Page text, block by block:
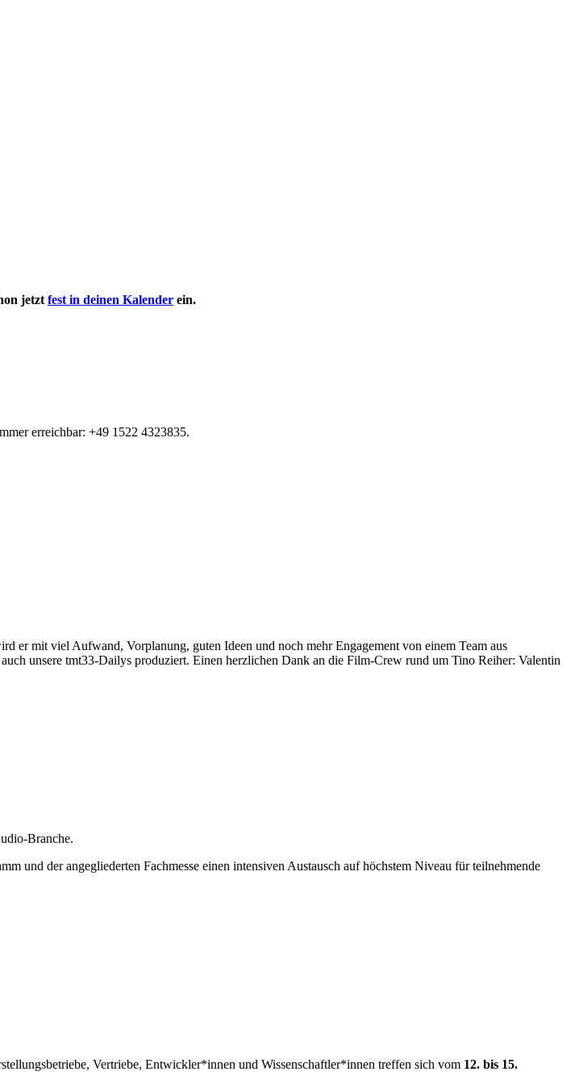
jetzt fest in deinen Kalender ein.
erreichbar: +49 1522 4323835.
er mit viel Aufwand, Vorplanung, guten Ideen und noch mehr Engagement von einem Team aus
unsere tmt33-Dailys produziert. Einen herzlichen Dank an die Film-Crew rund um Tino Reiher: Valentin
Branche.
und der angegliederten Fachmesse einen intensiven Austausch auf höchstem Niveau für teilnehmende
Vertriebe, Entwickler*innen und Wissenschaftler*innen treffen sich vom 12. bis 15.